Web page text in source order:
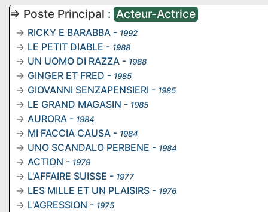
=> Poste Principal : Acteur-Actrice
RICKY E BARABBA - 1992
LE PETIT DIABLE - 1988
UN UOMO DI RAZZA - 1988
GINGER ET FRED - 1985
GIOVANNI SENZAPENSIERI - 1985
LE GRAND MAGASIN - 1985
AURORA - 1984
MI FACCIA CAUSA - 1984
UNO SCANDALO PERBENE - 1984
ACTION - 1979
L'AFFAIRE SUISSE - 1977
LES MILLE ET UN PLAISIRS - 1976
L'AGRESSION - 1975